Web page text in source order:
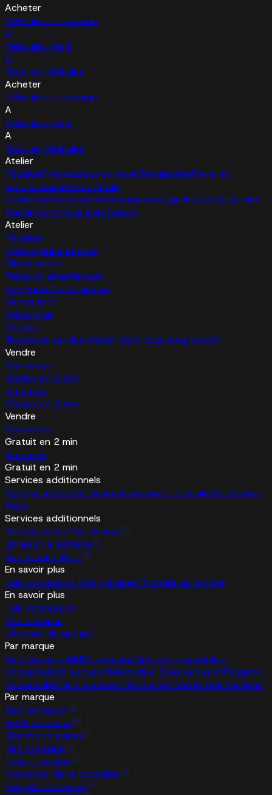
Acheter
Véhicules d'occasion
A
Véhicules neufs
A
Tous les véhicules
Acheter
Véhicules d'occasion
A
Véhicules neufs
A
Tous les véhicules
Atelier
RévisionPneumatique et roueClimatisationFreins et
amortisseursPré-contrôle
techniqueCarrosserieMécaniqueVitrageTrouvez le service
Atelier dont vous avez besoin
Atelier
Révision
Pneumatique et roue
Climatisation
Freins et amortisseurs
Pré-contrôle technique
Carrosserie
Mécanique
Vitrage
Trouvez le service Atelier dont vous avez besoin
Vendre
Ma voiture
Gratuit en 2 min
Ma moto
Gratuit en 2 min
Vendre
Ma voiture
Gratuit en 2 min
Ma moto
Gratuit en 2 min
Services additionnels
Nos garanties Car AvenueLivraison à domicileCar Avenue
Watt
Services additionnels
Nos garanties Car Avenue
Livraison à domicile
Car Avenue Watt
En savoir plus
Hub concession Nos marquesL'histoire du groupe
En savoir plus
Hub concession
Nos marques
L'histoire du groupe
Par marque
Audi occasionBMW occasionCitroën occasionFiat
occasionJeep occasionMercedes-Benz occasionPeugeot
occasionRenault occasionDécouvrez toutes nos marques
Par marque
Audi occasion
BMW occasion
Citroën occasion
Fiat occasion
Jeep occasion
Mercedes-Benz occasion
Peugeot occasion